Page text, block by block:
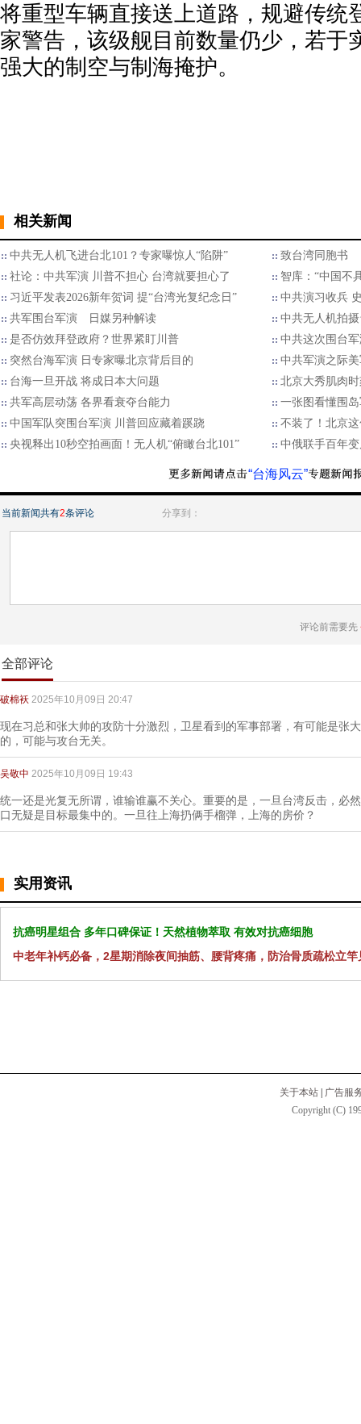
将重型车辆直接送上道路，规避传统
家警告，该级舰目前数量仍少，若于
强大的制空与制海掩护。
相关新闻
中共无人机飞进台北101？专家曝惊人“陷阱”
致台湾同胞书
社论：中共军演 川普不担心 台湾就要担心了
智库：“中国不
习近平发表2026新年贺词 提“台湾光复纪念日”
中共演习收兵
共军围台军演 日媒另种解读
中共无人机拍
是否仿效拜登政府？世界紧盯川普
中共这次围台
突然台海军演 日专家曝北京背后目的
中共军演之际
台海一旦开战 将成日本大问题
北京大秀肌肉
​共军高层动荡 各界看衰夺台能力
一张图看懂围
中国军队突围台军演 川普回应藏着蹊跷
不装了！北京
央视释出10秒空拍画面！无人机“俯瞰台北101”
中俄联手百年
“台海风云”
当前新闻共有2条评论 分享到：
评论前需要先
全部评论
破棉袄 2025年10月09日 20:47
现在习总和张大帅的攻防十分激烈，卫星看到的军事部署，有可能是张
的，可能与攻台无关。
吴敬中 2025年10月09日 19:43
统一还是光复无所谓，谁输谁赢不关心。重要的是，一旦台湾反击，必
口无疑是目标最集中的。一旦往上海扔俩手榴弹，上海的房价？
实用资讯
抗癌明星组合 多年口碑保证！天然植物萃取 有效对抗癌细胞
中老年补钙必备，2星期消除夜间抽筋、腰背疼痛，防治骨质疏松立竿
关于本站
广告服
Copyright (C)